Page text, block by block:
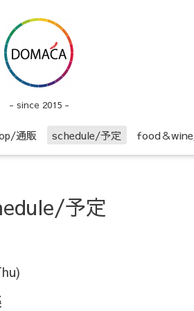
- since 2015 -
通販 schedule/予定 food＆
予定